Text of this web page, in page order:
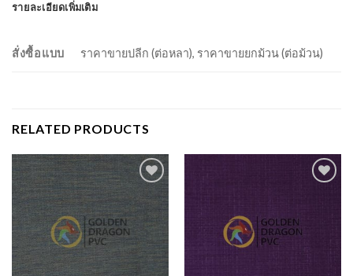
รายละเอียดเพิ่มเติม
สั่งซื้อแบบ ราคาขายปลีก (ต่อหลา), ราคาขายยกม้วน (ต่อม้วน)
RELATED PRODUCTS
Add to
Wishlist